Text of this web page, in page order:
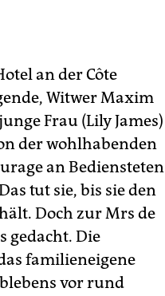
an der Côte
Witwer Maxim
Frau (Lily James)
der wohlhabenden
an Bediensteten
tut sie, bis sie den
Doch zur Mrs de
gedacht. Die
familien­eigene
vor rund